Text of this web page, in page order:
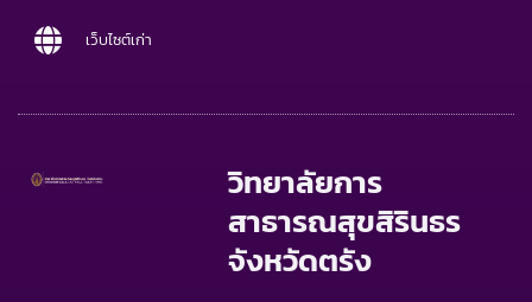
เว็บไซต์เก่า
วิทยาลัยการ
สาธารณสุขสิรินธร
จังหวัดตรัง